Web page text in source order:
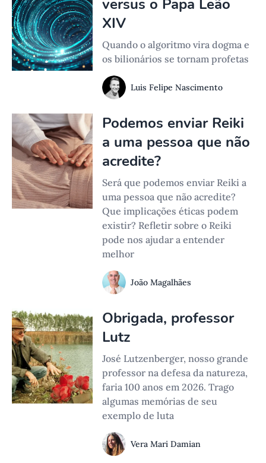
versus o Papa Leão
XIV
Quando o algoritmo vira dogma e
os bilionários se tornam profetas
Luis Felipe Nascimento
Podemos enviar Reiki
a uma pessoa que não
acredite?
Será que podemos enviar Reiki a
uma pessoa que não acredite?
Que implicações éticas podem
existir? Refletir sobre o Reiki
pode nos ajudar a entender
melhor
João Magalhães
Obrigada, professor
Lutz
José Lutzenberger, nosso grande
professor na defesa da natureza,
faria 100 anos em 2026. Trago
algumas memórias de seu
exemplo de luta
Vera Mari Damian